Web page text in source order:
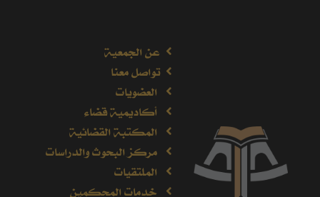
عن الجمعية
تواصل معنا
العضويات
أكاديمية قضاء
المكتبة القضائية
مركز البحوث والدراسات
الملتقيات
خدمات المحكمين